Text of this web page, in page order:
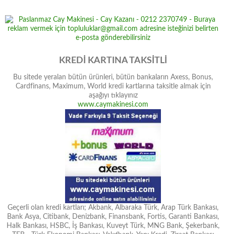
KREDİ KARTINA TAKSİTLİ
Bu sitede yeralan bütün ürünleri, bütün bankaların Axess, Bonus,
Cardfinans, Maximum, World kredi kartlarına taksitle almak için
aşağıyı tıklayınız
www.caymakinesi.com
Geçerli olan kredi kartları; Akbank, Albaraka Türk, Arap Türk Bankası,
Bank Asya, Citibank, Denizbank, Finansbank, Fortis, Garanti Bankası,
Halk Bankası, HSBC, İş Bankası, Kuveyt Türk, MNG Bank, Şekerbank,